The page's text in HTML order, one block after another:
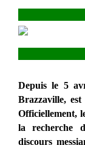
Depuis le 5
Brazzaville,
Officiellement,
la recherche
discours